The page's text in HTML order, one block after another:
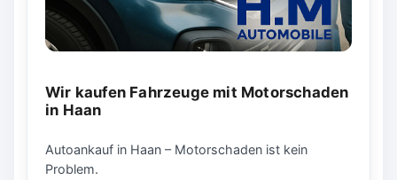
Wir kaufen Fahrzeuge mit Motorschaden
in Haan
Autoankauf in Haan – Motorschaden ist kein
Problem.